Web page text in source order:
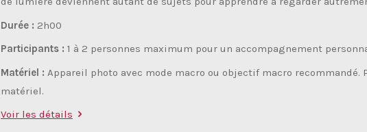
Durée : 2h00
Participants : 1 à 2 personnes maximum pour un accompagnement
Matériel : Appareil photo avec mode macro ou objectif macro
matériel.
Voir les détails